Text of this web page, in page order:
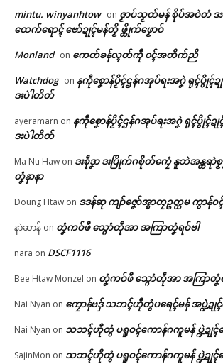
mintu. winyanhtow on ဇၟာပ်သၟတ်မန် စိုပ်အဝဲတံ ဒ
ထေက်ရောၚ် ဗော်ဍုၚ်မန်တၟိ ဖ္တိုက်ဖၟောဝ်
Monland on ကေတ်ခန်လ္ၚတ်ကဵု ၀ၚ်အတိက်ညိ
Watchdog on နကဵုစၞောန်ပၟိၚ်ဌန်ဂအုပ်ရးအဂၞဲ ရုၚ်ပွိုၚ်
ဒးပဲါတိတ်
ayeramarn on နကဵုစၞောန်ပၟိၚ်ဌန်ဂအုပ်ရးအဂၞဲ ရုၚ်ပွိုၚ်ဍု
ဒးပဲါတိတ်
Ma Nu Haw on ဒးစဵုဒၞာ ဒးပြိုက်ဂစိုတ်ကၠေံ နူဘဲအန္တရာဲ
တၞံနာနာ
Doung Htaw on ဒဒန်ဆု ကျာ်ဇၞော်အ္စာတၠဥတ္တမ ကွာ
နာဲဆာန် on တၞံကဝ်ဖီ သ္ဂောံတဵုအာ အကြာတၞံရဝ်ဗါ
nara on DSCF1116
Bee Htaw Monzel on တၞံကဝ်ဖီ သ္ဂောံတဵုအာ အကြာတၞံ
Nai Nyan on ကၠောန်ဗဒှ် သဘၚ်ဟီုတွံပရေၚ်မန် အပ္ဍဲဍု
Nai Nyan on သဘၚ်ဟီုတွံ ပရူဝၚ်ကောန်ဂကူမန် ပ္ဍဲဍုၚ်
SajinMon on သဘၚ်ဟီုတွံ ပရူဝၚ်ကောန်ဂကူမန် ပ္ဍဲဍုၚ်